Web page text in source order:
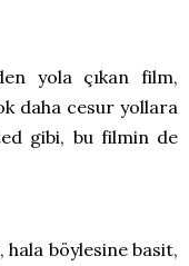
yola çıkan film,
daha cesur yollara
gibi, bu filmin de
hala böylesine basit,